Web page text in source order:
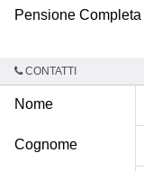
Pensione Completa
CONTATTI
Nome
Cognome